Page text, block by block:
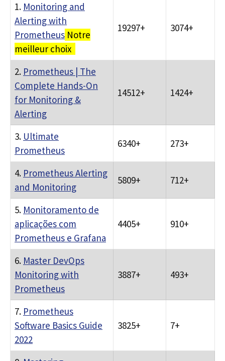
1. Monitoring and
Alerting with
Prometheus Notre
meilleur choix
19297+ 3074+
2. Prometheus | The
Complete Hands-On
for Monitoring &
Alerting
14512+ 1424+
3. Ultimate
Prometheus
6340+ 273+
4. Prometheus Alerting
and Monitoring
5809+ 712+
5. Monitoramento de
aplicações com
Prometheus e Grafana
4405+ 910+
6. Master DevOps
Monitoring with
Prometheus
3887+ 493+
7. Prometheus
Software Basics Guide
2022
3825+ 7+